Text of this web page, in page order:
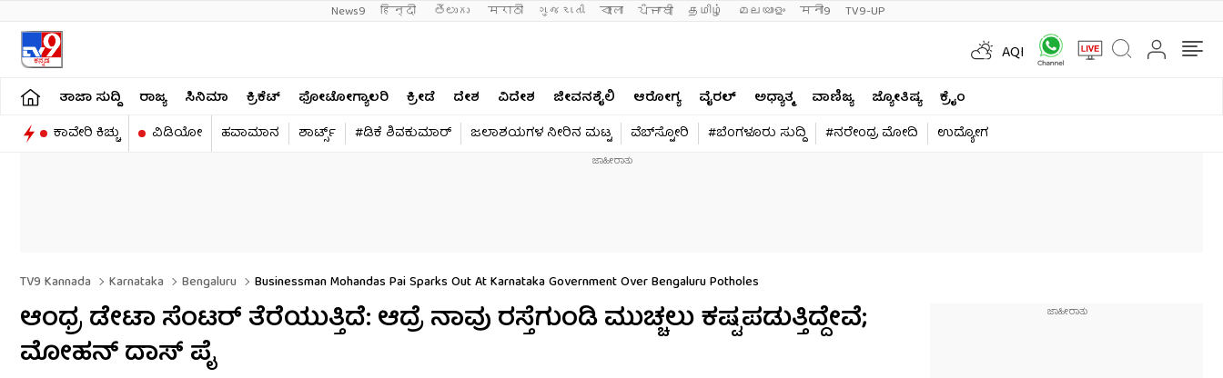
News9 हिन्दी తెలుగు मराठी ગુજરાતી বাংলা ਪੰਜਾਬੀ தமிழ் മലയാളം मनी9 TV9-UP
AQI
ತಾಜಾ ಸುದ್ದಿ ರಾಜ್ಯ ಸಿನಿಮಾ ಕ್ರಿಕೆಟ್​ ಫೋಟೋಗ್ಯಾಲರಿ ಕ್ರೀಡೆ ದೇಶ ವಿದೇಶ ಜೀವನಶೈಲಿ ಆರೋಗ್ಯ ವೈರಲ್​ ಅಧ್ಯಾತ್ಮ ವಾಣಿಜ್ಯ ಜ್ಯೋತಿಷ್ಯ
ಕ್ರೈಂ
ಕಾವೇರಿ ಕಿಚ್ಚು
ವಿಡಿಯೋ ಹವಾಮಾನ ಶಾರ್ಟ್ಸ್​ #ಡಿಕೆ ಶಿವಕುಮಾರ್​ ಜಲಾಶಯಗಳ ನೀರಿನ ಮಟ್ಟ ವೆಬ್​ಸ್ಟೋರಿ #ಬೆಂಗಳೂರು ಸುದ್ದಿ #ನರೇಂದ್ರ ಮೋದಿ ಉದ್ಯೋಗ
TV9 Kannada Karnataka Bengaluru Businessman Mohandas Pai Sparks Out At Karnataka Government Over Bengaluru Potholes
ಆಂಧ್ರ ಡೇಟಾ ಸೆಂಟರ್ ತೆರೆಯುತ್ತಿದೆ: ಆದ್ರೆ ನಾವು ರಸ್ತೆಗುಂಡಿ ಮುಚ್ಚಲು ಕಷ್ಟಪಡುತ್ತಿದ್ದೇವೆ;
ಮೋಹನ್ ದಾಸ್ ಪೈ